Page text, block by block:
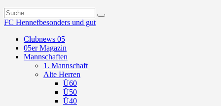
FC Hennefbesonders und gut
Clubnews 05
05er Magazin
Mannschaften
1. Mannschaft
Alte Herren
Ü60
Ü50
Ü40